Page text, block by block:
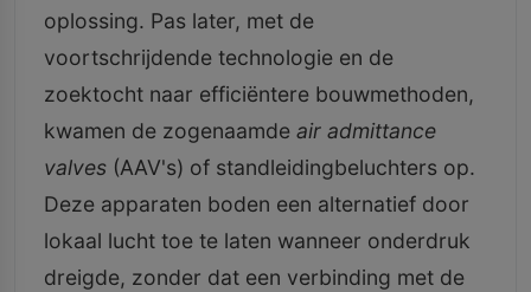
oplossing. Pas later, met de
voortschrijdende technologie en de
zoektocht naar efficiëntere bouwmethoden,
kwamen de zogenaamde air admittance
valves (AAV's) of standleidingbeluchters op.
Deze apparaten boden een alternatief door
lokaal lucht toe te laten wanneer onderdruk
dreigde, zonder dat een verbinding met de